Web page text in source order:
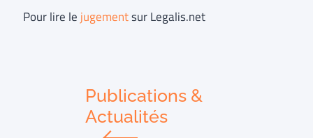
Pour lire lejugementsur Legalis.net
Publications &
Actualités